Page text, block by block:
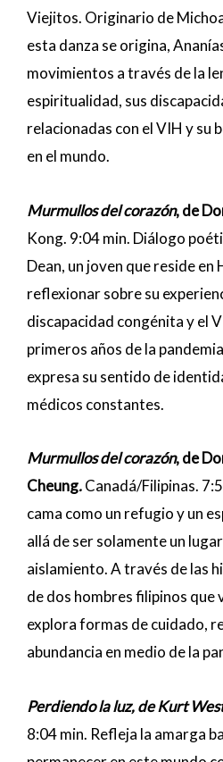
Viejitos. Originario de
esta danza se origina,
movimientos a través de la
espiritualidad, sus
relacionadas con el VIH y su
en el mundo.
Murmullos del corazón, de
Kong. 9:04 min. Diálogo
Dean, un joven que reside en
reflexionar sobre su
discapacidad congénita y el
primeros años de la
expresa su sentido de
médicos constantes.
Murmullos del corazón, de
Cheung.Canadá/Filipinas.
cama como un refugio y un
allá de ser solamente un
aislamiento. A través de las
de dos hombres filipinos que
explora formas de cuidado,
abundancia en medio de la
Perdiendo la luz, de Kurt
8:04 min. Refleja la amarga